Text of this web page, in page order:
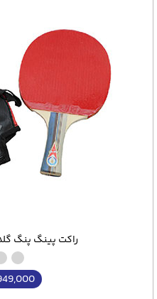
راکت پینگ پنگ